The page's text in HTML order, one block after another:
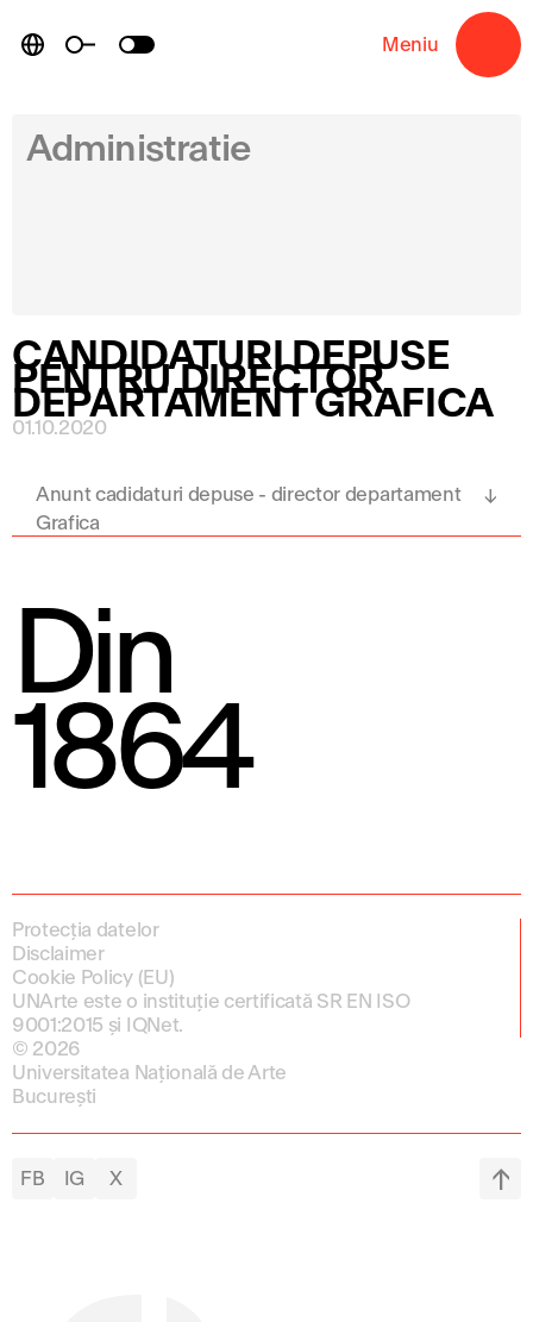
content
Meniu
Administratie
CANDIDATURI DEPUSE
PENTRU DIRECTOR
DEPARTAMENT GRAFICA
01.10.2020
Anunt cadidaturi depuse - director departament
Grafica
Din
1864
Protecția datelor
Disclaimer
Cookie Policy (EU)
UNArte este o instituție certificată SR EN ISO
9001:2015 și IQNet.
© 2026
Universitatea Națională de Arte
București
FB IG X